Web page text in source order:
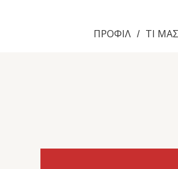
ΠΡΟΦΙΛ / ΤΙ